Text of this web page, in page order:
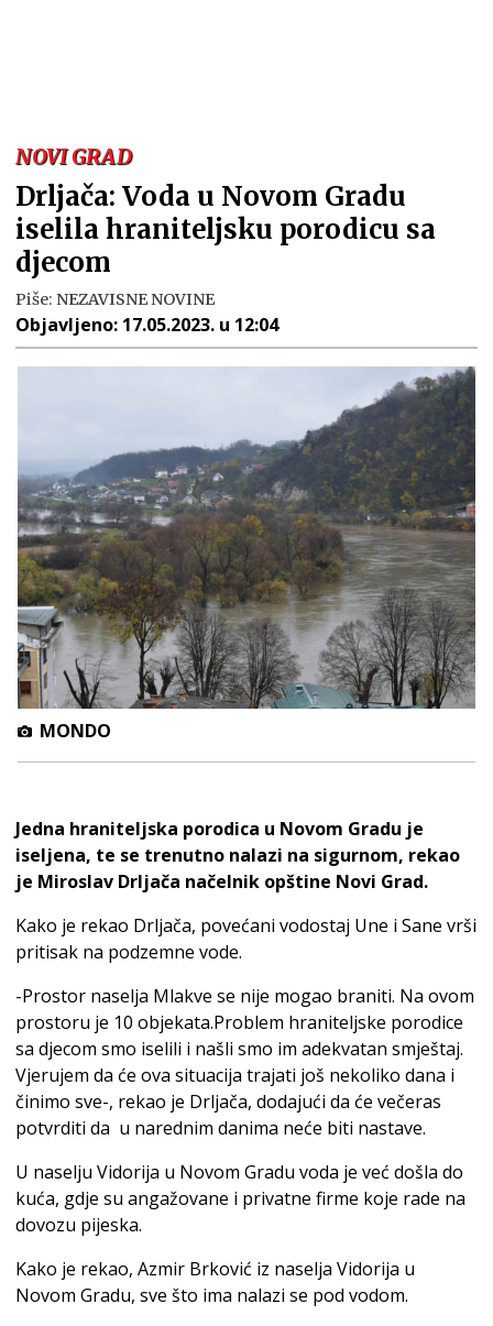
NOVI GRAD
Drljača: Voda u Novom Gradu
iselila hraniteljsku porodicu sa
djecom
Piše: NEZAVISNE NOVINE
Objavljeno: 17.05.2023. u 12:04
MONDO
Jedna hraniteljska porodica u Novom Gradu je
iseljena, te se trenutno nalazi na sigurnom, rekao
je Miroslav Drljača načelnik opštine Novi Grad.
Kako je rekao Drljača, povećani vodostaj Une i Sane vrši
pritisak na podzemne vode.
-Prostor naselja Mlakve se nije mogao braniti. Na ovom
prostoru je 10 objekata.Problem hraniteljske porodice
sa djecom smo iselili i našli smo im adekvatan smještaj.
Vjerujem da će ova situacija trajati još nekoliko dana i
činimo sve-, rekao je Drljača, dodajući da će večeras
potvrditi da u narednim danima neće biti nastave.
U naselju Vidorija u Novom Gradu voda je već došla do
kuća, gdje su angažovane i privatne firme koje rade na
dovozu pijeska.
Kako je rekao, Azmir Brković iz naselja Vidorija u
Novom Gradu, sve što ima nalazi se pod vodom.